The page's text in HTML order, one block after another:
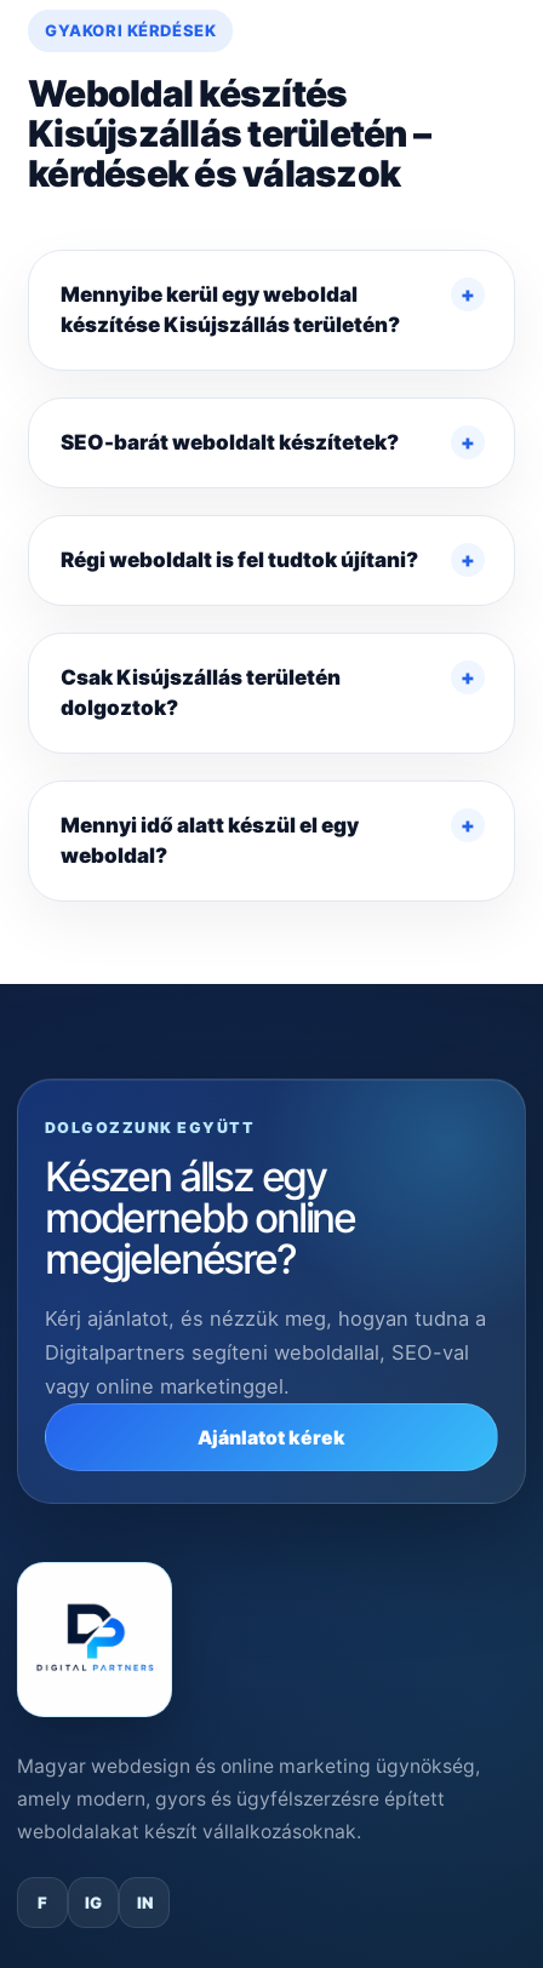
GYAKORI KÉRDÉSEK
Weboldal készítés
Kisújszállás területén –
kérdések és válaszok
Mennyibe kerül egy weboldal
készítése Kisújszállás területén?
SEO-barát weboldalt készítetek?
Régi weboldalt is fel tudtok újítani?
Csak Kisújszállás területén
dolgoztok?
Mennyi idő alatt készül el egy
weboldal?
DOLGOZZUNK EGYÜTT
Készen állsz egy
modernebb online
megjelenésre?
Kérj ajánlatot, és nézzük meg, hogyan tudna a
Digitalpartners segíteni weboldallal, SEO-val
vagy online marketinggel.
Ajánlatot kérek
Magyar webdesign és online marketing ügynökség,
amely modern, gyors és ügyfélszerzésre épített
weboldalakat készít vállalkozásoknak.
F IG IN